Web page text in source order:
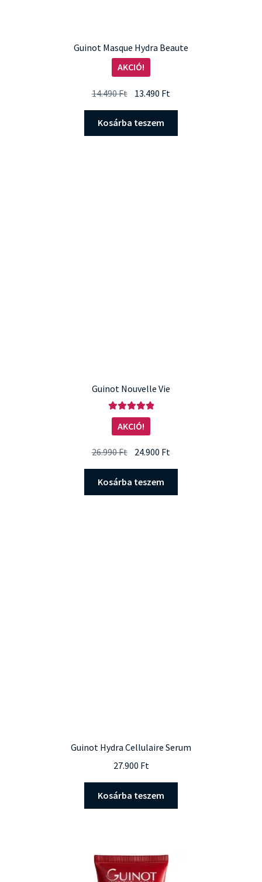
Guinot Masque Hydra Beaute
AKCIÓ!
14.490Ft Original
was:
14.490 Ft.
13.490 Ft
13.490 Ft.
Kosárba teszem
Guinot Nouvelle Vie
Értékelés:
5.00/ 5
AKCIÓ!
26.990Ft Original
price
was:
26.990 Ft.
24.900 Ft
price
24.900 Ft.
Kosárba teszem
Guinot Hydra Cellulaire Serum
27.900 Ft
Kosárba teszem